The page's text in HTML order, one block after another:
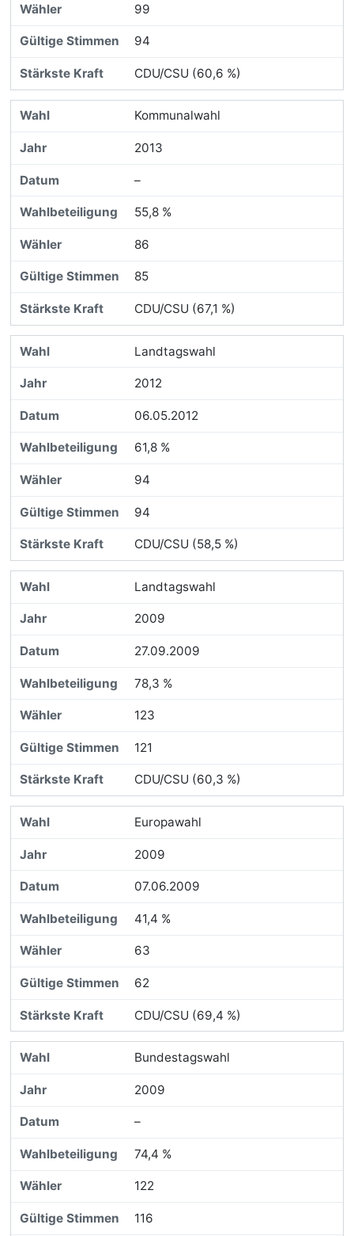
99
94
CDU/CSU (60,6 %)
Kommunalwahl
2013
–
55,8 %
86
85
CDU/CSU (67,1 %)
Landtagswahl
2012
06.05.2012
61,8 %
94
94
CDU/CSU (58,5 %)
Landtagswahl
2009
27.09.2009
78,3 %
123
121
CDU/CSU (60,3 %)
Europawahl
2009
07.06.2009
41,4 %
63
62
CDU/CSU (69,4 %)
Bundestagswahl
2009
–
74,4 %
122
116